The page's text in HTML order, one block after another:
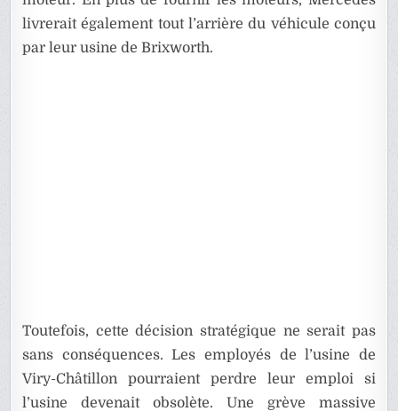
livrerait également tout l’arrière du véhicule conçu
par leur usine de Brixworth.
Toutefois, cette décision stratégique ne serait pas
sans conséquences. Les employés de l’usine de
Viry-Châtillon pourraient perdre leur emploi si
l’usine devenait obsolète. Une grève massive